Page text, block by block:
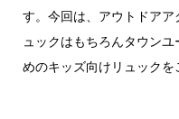
す。今回は、アウトドア
ュックはもちろんタウン
めのキッズ向けリュックを